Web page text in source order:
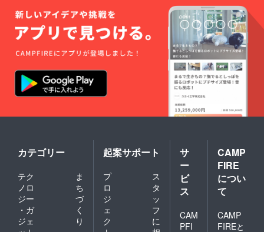
いけ
ど、
バッグ
は持ち
歩きた
くな
い。 そ
んな悩
みを解
のが、
ずの手
ぶら
カーゴ
パン
ツ」 タ
ブレッ
り入る
ポケッ
EX︎︎ ソロ
テック
ス︎︎素
材。 屈
伸する
ときに
伸びや
すいよ
うな素
んで決
めまし
た。 お
ポイン
ト 外出
時でタ
ブレッ
トを使
用した
バッグ
は持ち
カテゴリー
テク
ノロ
ジー
・ガ
ジェ
ま
ち
づ
く
り
起案サポート
プ
ロ
ジ
ェ
ク
ス
タ
ッ
フ
に
サ
ー
ビ
ス
CAM
PFI
CAMP
FIRE
につい
て
CAMP
FIREと